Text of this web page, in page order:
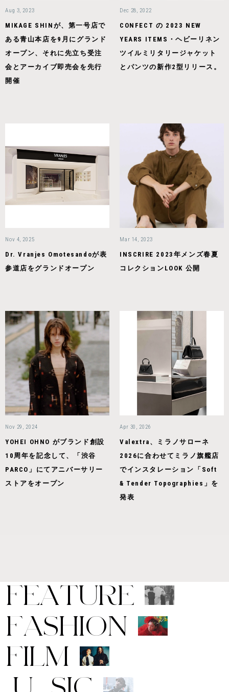
Aug 3, 2023
MIKAGE SHINが、第一号店で
ある青山本店を9月にグランド
オープン、それに先立ち受注
会とアーカイブ即売会を先行
開催
Dec 28, 2022
CONFECT の 2023 NEW
YEARS ITEMS・ヘビーリネン
ツイルミリタリージャケット
とパンツの新作2型リリース。
Nov 4, 2025
Dr. Vranjes Omotesandoが表
参道店をグランドオープン
Mar 14, 2023
INSCRIRE 2023年メンズ春夏
コレクションLOOK 公開
Nov 29, 2024
YOHEI OHNO がブランド創設
10周年を記念して、「渋谷
PARCO」にてアニバーサリー
ストアをオープン
Apr 30, 2026
Valextra、ミラノサローネ
2026に合わせてミラノ旗艦店
でインスタレーション「Soft
& Tender Topographies」を
発表
FEATURE
FASHION
FILM